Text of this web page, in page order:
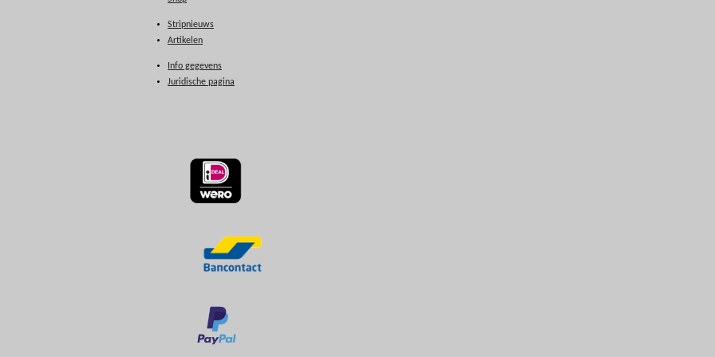
Stripnieuws
Artikelen
Info gegevens
Juridische pagina